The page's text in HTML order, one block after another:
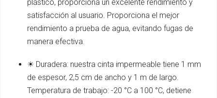
plástico, proporciona un excelente rendimiento y
satisfacción al usuario. Proporciona el mejor
rendimiento a prueba de agua, evitando fugas de
manera efectiva.
☀ Duradera: nuestra cinta impermeable tiene 1 mm
de espesor, 2,5 cm de ancho y 1 m de largo.
Temperatura de trabajo: -20 °C a 100 °C, detiene